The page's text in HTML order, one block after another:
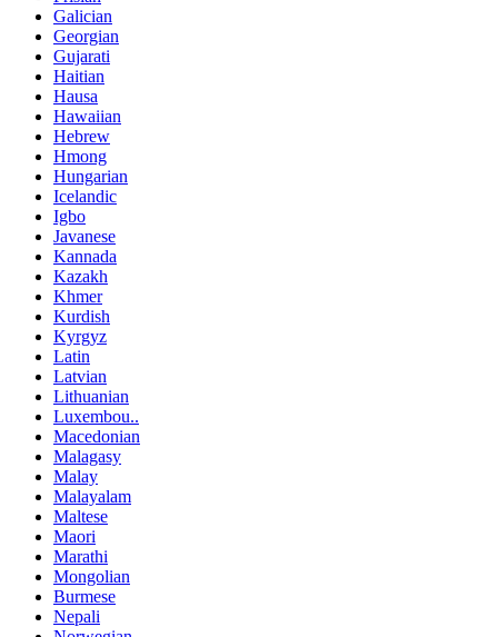
Galician
Georgian
Gujarati
Haitian
Hausa
Hawaiian
Hebrew
Hmong
Hungarian
Icelandic
Igbo
Javanese
Kannada
Kazakh
Khmer
Kurdish
Kyrgyz
Latin
Latvian
Lithuanian
Luxembou..
Macedonian
Malagasy
Malay
Malayalam
Maltese
Maori
Marathi
Mongolian
Burmese
Nepali